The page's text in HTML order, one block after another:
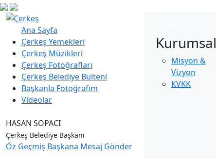
Ana Sayfa
Çerkeş Yemekleri
Çerkeş Müzikleri
Çerkeş Fotoğrafları
Çerkeş Belediye Bülteni
Başkanla Fotoğrafım
Videolar
HASAN SOPACI
Çerkeş Belediye Başkanı
Öz Geçmiş Başkana Mesaj Gönder
Kurumsal
Misyon &
Vizyon
KVKK